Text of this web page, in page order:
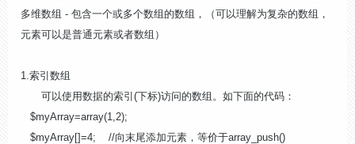
多维数组 - 包含一个或多个数组的数组，（可以理解为复杂的数组，
元素可以是普通元素或者数组）
1.索引数组
可以使用数据的索引(下标)访问的数组。如下面的代码：
$myArray=array(1,2);
$myArray[]=4; //向末尾添加元素，等价于array_push()